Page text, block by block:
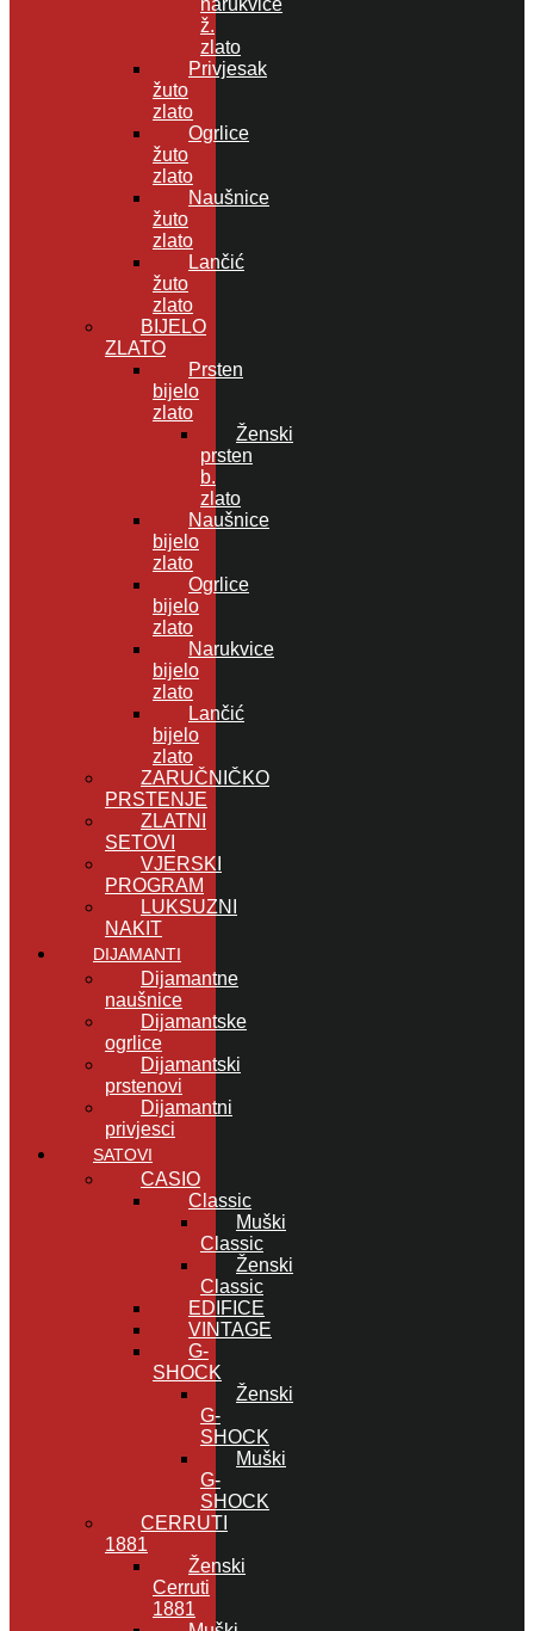
ž.
zlato
Privjesak
žuto
zlato
Ogrlice
žuto
zlato
Naušnice
žuto
zlato
Lančić
žuto
zlato
BIJELO
ZLATO
Prsten
bijelo
zlato
Ženski
prsten
b.
zlato
Naušnice
bijelo
zlato
Ogrlice
bijelo
zlato
Narukvice
bijelo
zlato
Lančić
bijelo
zlato
ZARUČNIČKO
PRSTENJE
ZLATNI
SETOVI
VJERSKI
PROGRAM
LUKSUZNI
NAKIT
DIJAMANTI
Dijamantne
naušnice
Dijamantske
ogrlice
Dijamantski
prstenovi
Dijamantni
privjesci
SATOVI
CASIO
Classic
Muški
Classic
Ženski
Classic
EDIFICE
VINTAGE
G-
SHOCK
Ženski
G-
SHOCK
Muški
G-
SHOCK
CERRUTI
1881
Ženski
Cerruti
1881